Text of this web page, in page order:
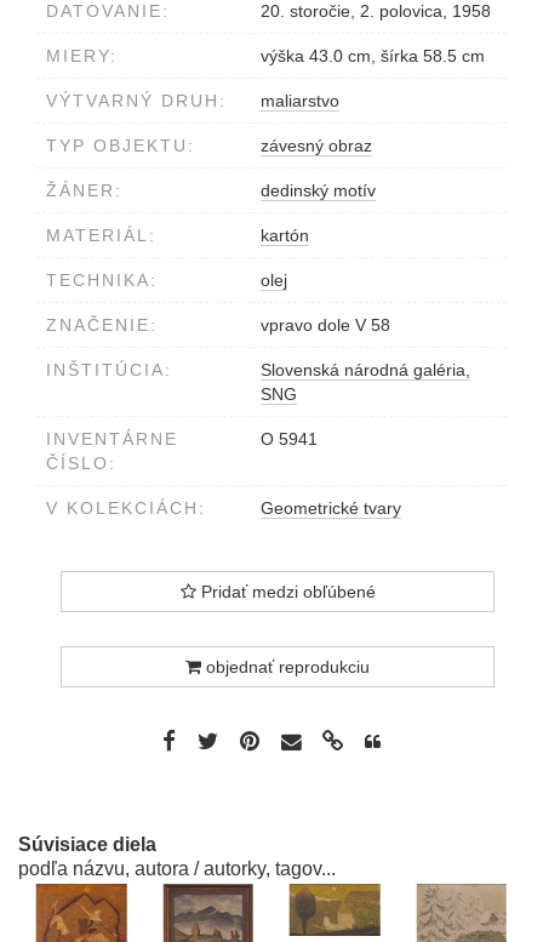
DATOVANIE: 20. storočie, 2. polovica, 1958
MIERY: výška 43.0 cm, šírka 58.5 cm
VÝTVARNÝ DRUH: maliarstvo
TYP OBJEKTU: závesný obraz
ŽÁNER: dedinský motív
MATERIÁL: kartón
TECHNIKA: olej
ZNAČENIE: vpravo dole V 58
INŠTITÚCIA:
Slovenská národná galéria,
SNG
INVENTÁRNE
ČÍSLO:
O 5941
V KOLEKCIÁCH: Geometrické tvary
Pridať medzi obľúbené
objednať reprodukciu
Súvisiace diela
podľa názvu, autora / autorky, tagov...